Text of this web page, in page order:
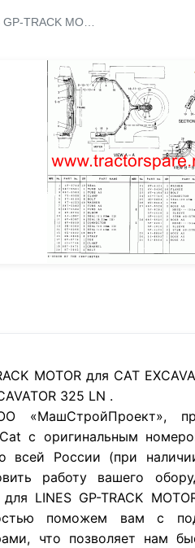
LINES GP-TRACK MOTOR
MOTOR для CAT
325 LN .
«МашСтройПроект»,
с оригинальным
всей России (при
работу вашего
для LINES GP-TRACK
поможем вам с
что позволяет нам